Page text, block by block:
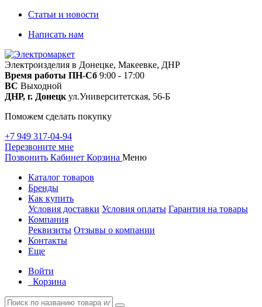
Статьи и новости
Написать нам
Электроизделия в Донецке, Макеевке, ДНР
Время работы ПН-Сб 9:00 - 17:00
ВС Выходной
ДНР, г. Донецк ул.Университетская, 56-Б
Поможем сделать покупку
+7 949 317-04-94
Перезвоните мне
Позвонить Кабинет Корзина Меню
Каталог товаров
Бренды
Как купить
Условия доставки Условия оплаты Гарантия на товары
Компания
Реквизиты Отзывы о компании
Контакты
Еще
Войти
Корзина